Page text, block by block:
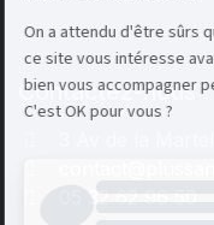
Contactez-nous
05 32 62 96 50